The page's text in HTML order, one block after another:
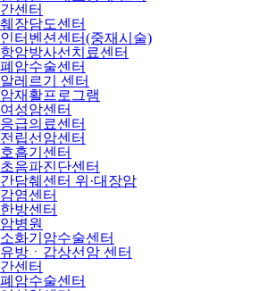
간센터
췌장담도센터
인터벤션센터(중재시술)
항암방사선치료센터
폐암수술센터
알레르기 센터
암재활프로그램
여성암센터
응급의료센터
전립선암센터
호흡기센터
초음파진단센터
간담췌센터 위·대장암
감염센터
한방센터
암병원
소화기암수술센터
유방ㆍ갑상선암 센터
간센터
폐암수술센터